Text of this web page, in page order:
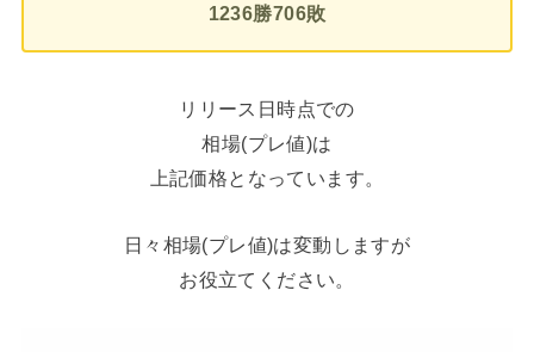
1236勝706敗
リリース日時点での
相場(プレ値)は
上記価格となっています。
日々相場(プレ値)は変動しますが
お役立てください。